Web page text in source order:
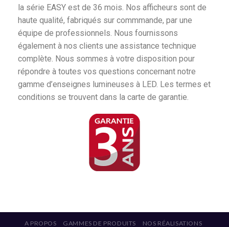
la série EASY est de 36 mois. Nos afficheurs sont de
haute qualité, fabriqués sur commmande, par une
équipe de professionnels. Nous fournissons
également à nos clients une assistance technique
complète. Nous sommes à votre disposition pour
répondre à toutes vos questions concernant notre
gamme d’enseignes lumineuses à LED. Les termes et
conditions se trouvent dans la carte de garantie.
A PROPOS GAMMES DE PRODUITS
NOS RÉALISATIONS